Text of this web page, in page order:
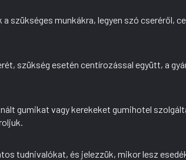
szükséges munkákra, legyen szó cseréről,
szükség esetén centírozással együtt, a
gumikat vagy kerekeket gumihotel
tudnivalókat, és jelezzük, mikor lesz